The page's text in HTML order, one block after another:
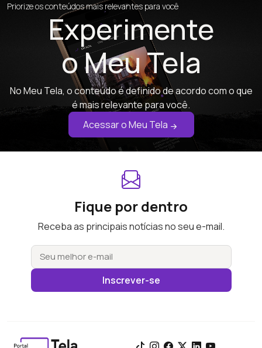
Priorize os conteúdos mais relevantes para você
Experimente
o Meu Tela
No Meu Tela, o conteúdo é definido de acordo com o que
é mais relevante para você.
Acessar o Meu Tela
Fique por dentro
Receba as principais notícias no seu e-mail.
Inscrever-se